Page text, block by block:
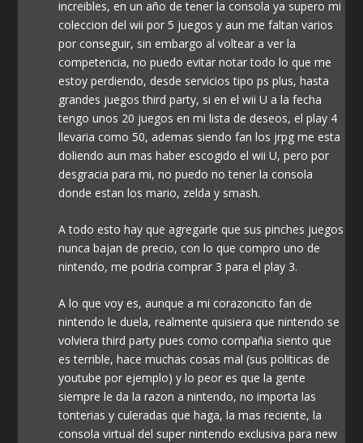
increibles, en un año de tener la consola ya supero mi
coleccion del wii por 5 juegos y aun me faltan varios
por conseguir, sin embargo al voltear a ver la
competencia, no puedo evitar notar todo lo que me
estoy perdiendo, desde servicios tipo ps plus, hasta
grandes juegos third party, si en el wii U a la fecha
tengo unos 20 juegos en mi lista de deseos, el play 4
llevaria como 50, ademas siendo fan los jrpg me esta
doliendo aun mas haber escogido el wii U, pero por
desgracia para mi, no puedo no tener la consola
donde estan los mario, zelda y smash.
A todo esto hay que agregarle que sus pinches juegos
nunca bajan de precio, con lo que compro uno de
nintendo, me podria comprar 3 para el play 3.
A lo que voy es, aunque a mi corazoncito fan de
nintendo le duela, realmente quisiera que nintendo se
volviera third party pues como compañia siento que
es terrible, hace muchas cosas mal (sus politicas de
youtube por ejemplo) y lo peor es que la gente
siempre le da la razon a nintendo, no importa las
tonterias y culeradas que haga, la mas reciente, la
consola virtual del super nintendo exclusiva para new